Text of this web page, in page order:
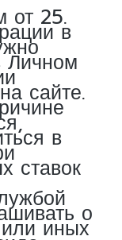
от 25.в
Личном
сайте.
в
ставок
о
иных